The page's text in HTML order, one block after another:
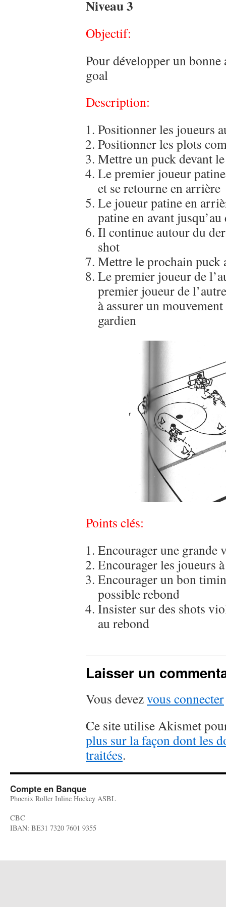
Niveau 3
Objectif:
Pour développer un
goal
Description:
Positionner les joueurs
Positionner les plots
Mettre un puck devant
Le premier joueur
et se retourne en arrière
Le joueur patine en
patine en avant
Il continue autour du
shot
Mettre le prochain puck
Le premier joueur de
premier joueur de
à assurer un
gardien
Points clés:
Encourager une grande
Encourager les joueurs
Encourager un bon
possible rebond
Insister sur des shots
au rebond
Laisser un
Vous devezvous connecter
Ce site utilise Akismet
plus sur la façon dont les
traitées.
Compte en Banque
Phoenix Roller Inline Hockey ASBL
CBC
IBAN: BE31 7320 7601 9355